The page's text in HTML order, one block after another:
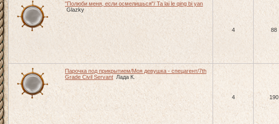
"Полюби меня, если осмелишься"/ Ta lai le qing bi yan
Glazky
4 88
Парочка под прикрытием/Моя девушка - спецагент/7th
Grade Civil Servant Лада К.
4 190